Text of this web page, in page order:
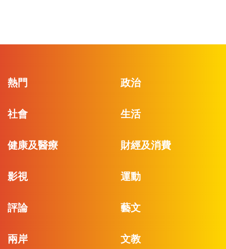
熱門 政治
社會 生活
健康及醫療 財經及消費
影視 運動
評論 藝文
兩岸 文教